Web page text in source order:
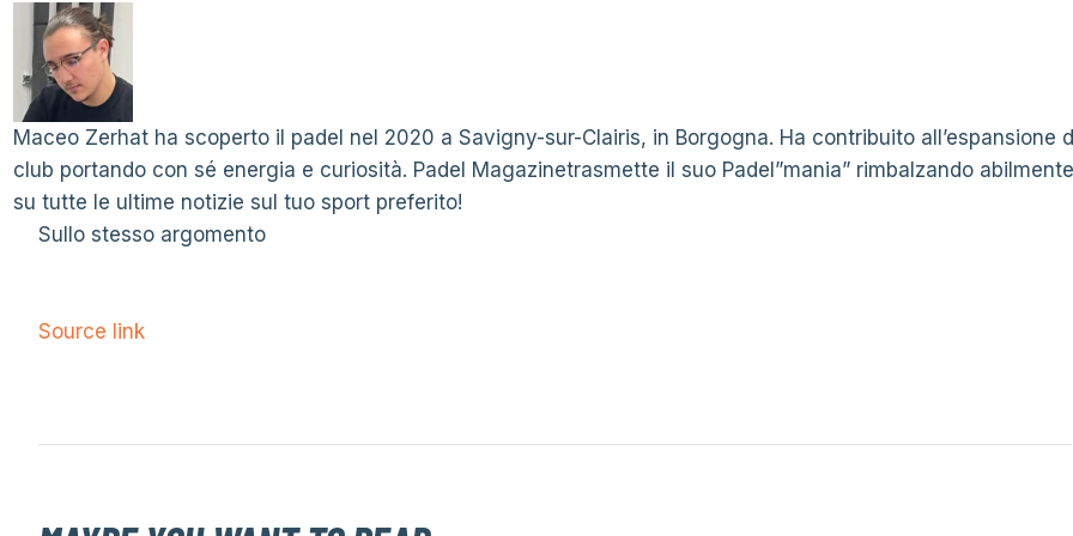
Maceo Zerhat ha scoperto il padel nel 2020 a Savigny-sur-Clairis, in Borgogna. Ha contribuito all’espansione
club portando con sé energia e curiosità. Padel Magazinetrasmette il suo Padel”mania” rimbalzando abilmente
su tutte le ultime notizie sul tuo sport preferito!
Sullo stesso argomento
Source link